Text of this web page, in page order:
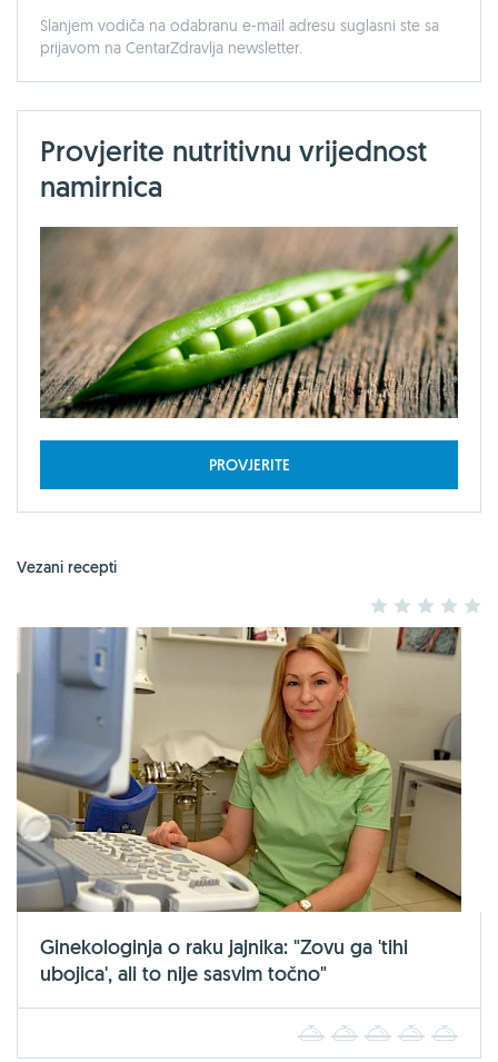
Slanjem vodiča na odabranu e-mail adresu suglasni ste sa
prijavom na CentarZdravlja newsletter.
Provjerite nutritivnu vrijednost
namirnica
PROVJERITE
Vezani recepti
2 3 4
Ginekologinja o raku jajnika: "Zovu ga 'tihi
ubojica', ali to nije sasvim točno"
2 3 4